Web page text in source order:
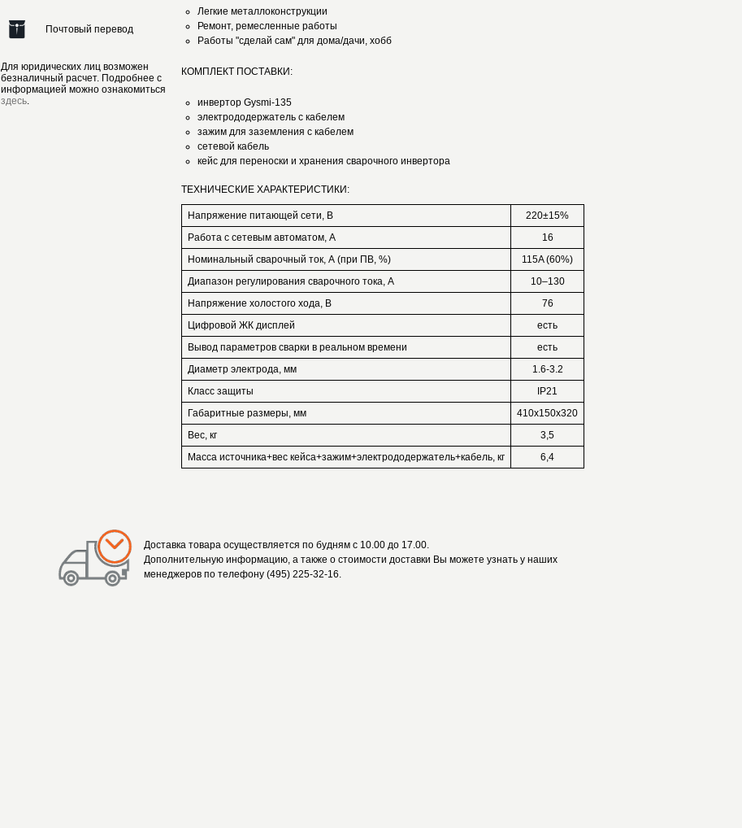
Почтовый перевод
Для юридических лиц возможен
безналичный расчет. Подробнее с
информацией можно ознакомиться
здесь.
Легкие металлоконструкции
Ремонт, ремесленные работы
Работы "сделай сам" для дома/дачи, хобб
КОМПЛЕКТ ПОСТАВКИ:
инвертор Gysmi-135
электрододержатель с кабелем
зажим для заземления с кабелем
сетевой кабель
кейс для переноски и хранения сварочного инвертора
ТЕХНИЧЕСКИЕ ХАРАКТЕРИСТИКИ:
Напряжение питающей сети, В
220±15%
Работа с сетевым автоматом, А
16
Номинальный сварочный ток, А (при ПВ, %)
115A (60%)
Диапазон регулирования сварочного тока, А
10–130
Напряжение холостого хода, В
76
Цифровой ЖК дисплей
есть
Вывод параметров сварки в реальном времени
есть
Диаметр электрода, мм
1.6-3.2
Класс защиты
IP21
Габаритные размеры, мм
410x150х320
Вес, кг
3,5
Масса источника+вес кейса+зажим+электрододержатель+кабель, кг
6,4
Доставка товара осуществляется по будням с 10.00 до 17.00.
Дополнительную информацию, а также о стоимости доставки Вы можете узнать у наших
менеджеров по телефону (495) 225-32-16.